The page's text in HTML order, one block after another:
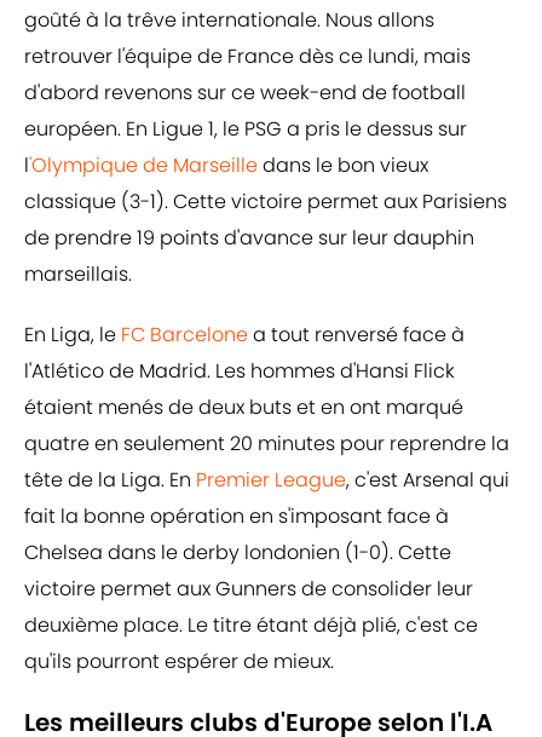
goûté à la trêve internationale. Nous allons
retrouver l'équipe de France dès ce lundi, mais
d'abord revenons sur ce week-end de football
européen. En Ligue 1, le PSG a pris le dessus sur
l'Olympique de Marseilledans le bon vieux
classique (3-1). Cette victoire permet aux Parisiens
de prendre 19 points d'avance sur leur dauphin
marseillais.
En Liga, le FC Barcelonea tout renversé face à
l'Atlético de Madrid. Les hommes d'Hansi Flick
étaient menés de deux buts et en ont marqué
quatre en seulement 20 minutes pour reprendre la
tête de la Liga. En Premier League, c'est Arsenal qui
fait la bonne opération en s'imposant face à
Chelsea dans le derby londonien (1-0). Cette
victoire permet aux Gunners de consolider leur
deuxième place. Le titre étant déjà plié, c'est ce
qu'ils pourront espérer de mieux.
Les meilleurs clubs d'Europe selon l'I.A